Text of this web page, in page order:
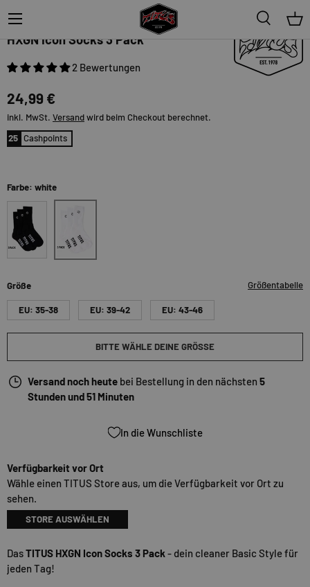
Suche
Menü
TITUS
HXGN Icon Socks 3 Pack
2 Bewertungen
24,99 €
inkl. MwSt. Versandwird beim Checkout berechnet.
25 Cashpoints
Farbe: white
Größe Größentabelle
EU: 35-38 EU: 39-42 EU: 43-46
BITTE WÄHLE DEINE GRÖSSE
Versand noch heute bei Bestellung in den nächsten 5
Stunden und 51 Minuten
In die Wunschliste
Verfügbarkeit vor Ort
Wähle einen TITUS Store aus, um die Verfügbarkeit vor Ort zu
sehen.
STORE AUSWÄHLEN
DasTITUS HXGN Icon Socks 3 Pack - dein cleaner Basic Style für
jeden Tag!